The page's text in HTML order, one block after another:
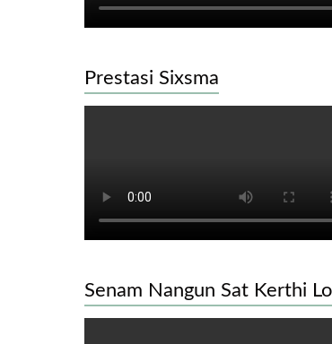
Prestasi Sixsma
Senam Nangun Sat Kerthi